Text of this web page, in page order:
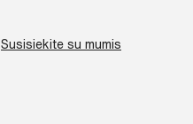
Susisiekite su mumis